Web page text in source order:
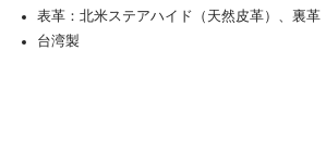
表革：北米ステアハイド（天然皮革）、裏革
台湾製